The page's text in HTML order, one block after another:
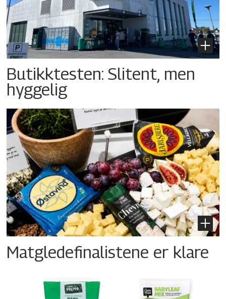
Butikktesten: Slitent, men
hyggelig
Matgledefinalistene er klare